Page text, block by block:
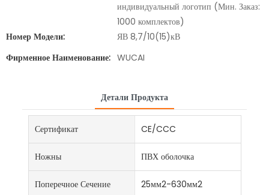
индивидуальный логотип (Мин. Заказ:
1000 комплектов)
Номер Модели:
ЯВ 8,7/10(15)кВ
Фирменное Наименование: WUCAI
Детали Продукта
Сертификат CE/CCC
Ножны ПВХ оболочка
Поперечное Сечение 25мм2-630мм2